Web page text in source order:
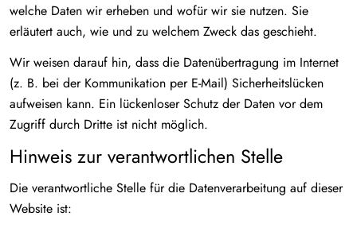
welche Daten wir erheben und wofür wir sie nutzen. Sie
erläutert auch, wie und zu welchem Zweck das geschieht.
Wir weisen darauf hin, dass die Datenübertragung im Internet
(z. B. bei der Kommunikation per E-Mail) Sicherheitslücken
aufweisen kann. Ein lückenloser Schutz der Daten vor dem
Zugriff durch Dritte ist nicht möglich.
Hinweis zur verantwortlichen Stelle
Die verantwortliche Stelle für die Datenverarbeitung auf dieser
Website ist: